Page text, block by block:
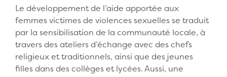
Le développement de l’aide apportée aux
femmes victimes de violences sexuelles se traduit
par la sensibilisation de la communauté locale, à
travers des ateliers d’échange avec des chefs
religieux et traditionnels, ainsi que des jeunes
filles dans des collèges et lycées. Aussi, une